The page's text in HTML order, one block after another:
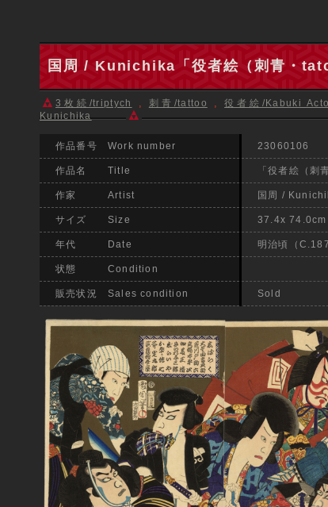
国周 / Kunichika「役者絵（刺青・
3枚続/triptych , 刺青/tattoo ,役者絵/Kabuki
Kunichika
作品番号 Work number 23060106
作品名 Title 「役者絵（刺
作家 Artist 国周 /
サイズ Size 37.4x 74.0cm
年代 Date 明治頃（
状態 Condition
販売状況 Sales condition Sold